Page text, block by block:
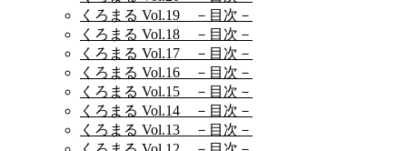
くろまる Vol.19 －目次－
くろまる Vol.18 －目次－
くろまる Vol.17 －目次－
くろまる Vol.16 －目次－
くろまる Vol.15 －目次－
くろまる Vol.14 －目次－
くろまる Vol.13 －目次－